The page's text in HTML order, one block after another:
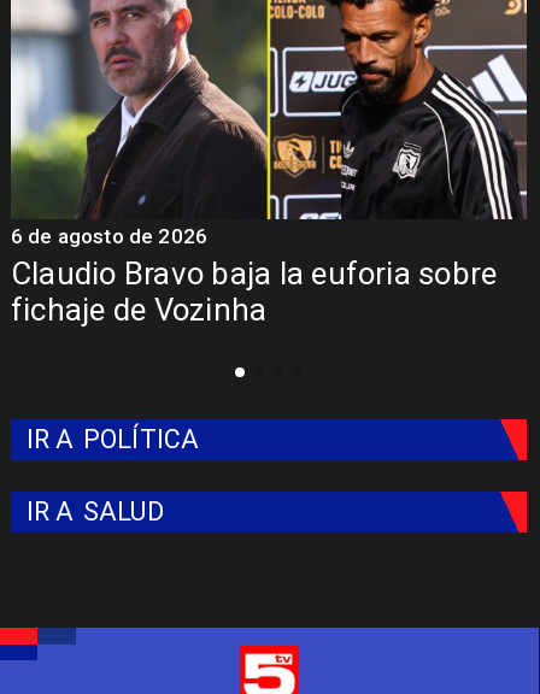
Presentación de Vozinha en Colo
Colo: Fecha, Estadio y Contrato
5 de agosto de 2026
IR A POLÍTICA
IR A SALUD